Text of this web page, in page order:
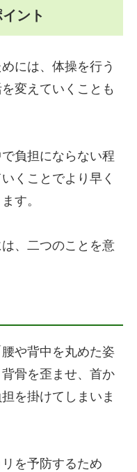
ント
には、体操を行う
変えていくことも
負担にならない程
くことでより早く
す。
、二つのことを意
や背中を丸めた姿
骨を歪ませ、首か
を掛けてしまいま
を予防するため